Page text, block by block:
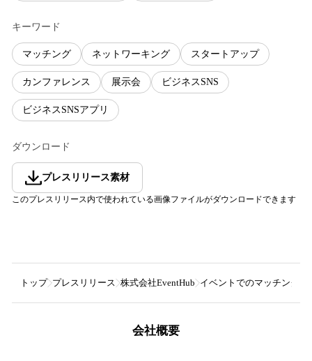
キーワード
マッチング ネットワーキング スタートアップ
カンファレンス 展示会 ビジネスSNS
ビジネスSNSアプリ
ダウンロード
プレスリリース素材
このプレスリリース内で使われている画像ファイルがダウンロードできます
トップ プレスリリース 株式会社EventHub イベントでのマッチングを
会社概要